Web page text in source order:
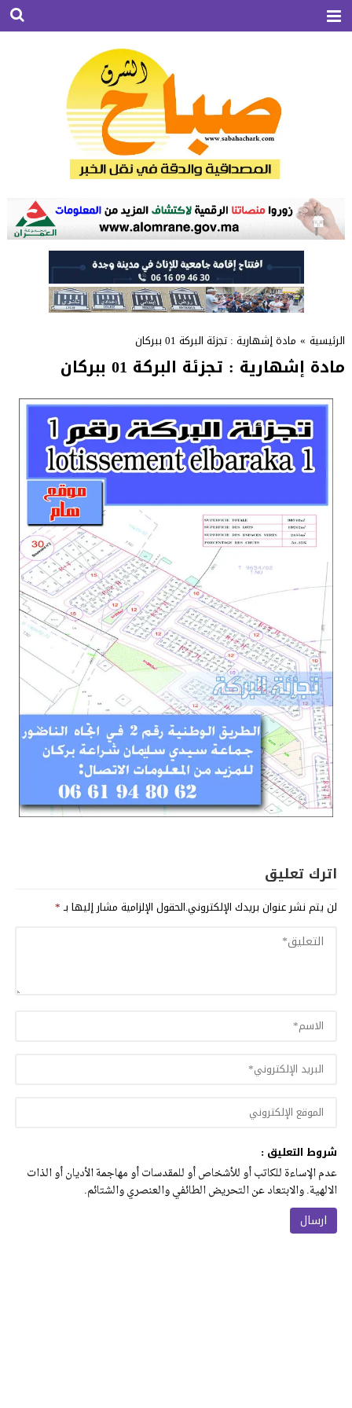
الرئيسية » مادة إشهارية : تجزئة البركة 01 ببركان
مادة إشهارية : تجزئة البركة 01 ببركان
اترك تعليق
لن يتم نشر عنوان بريدك الإلكتروني.الحقول الإلزامية مشار إليها بـ*
شروط التعليق :
عدم الإساءة للكاتب أو للأشخاص أو للمقدسات أو مهاجمة الأديان أو الذات
الالهية. والابتعاد عن التحريض الطائفي والعنصري والشتائم.